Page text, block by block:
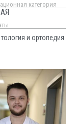
категория
и ортопедия